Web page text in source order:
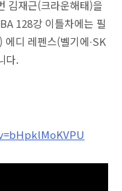
김재근(크라운해태)을
128강 이틀차에는 필
에디 레펜스(벨기에∙SK
다.